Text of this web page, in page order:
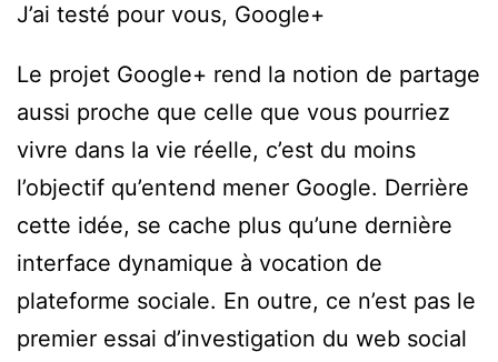
J’ai testé pour vous, Google+
Le projet Google+ rend la notion de partage
aussi proche que celle que vous pourriez
vivre dans la vie réelle, c’est du moins
l’objectif qu’entend mener Google. Derrière
cette idée, se cache plus qu’une dernière
interface dynamique à vocation de
plateforme sociale. En outre, ce n’est pas le
premier essai d’investigation du web social